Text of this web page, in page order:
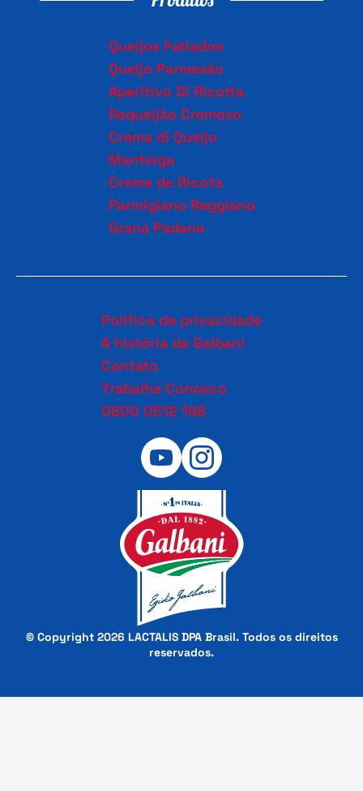
Queijos Fatiados
Queijo Parmesão
Aperitivo Di Ricotta
Requeijão Cremoso
Crema di Queijo
Manteiga
Creme de Ricota
Parmigiano Reggiano
Grana Padano
Política de privacidade
A história da Galbani
Contato
Trabalhe Conosco
0800 0512 198
© Copyright 2026 LACTALIS DPA Brasil. Todos os direitos
reservados.